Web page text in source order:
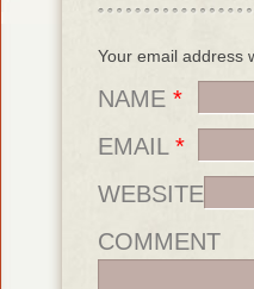
Your email address
NAME *
EMAIL *
WEBSITE
COMMENT